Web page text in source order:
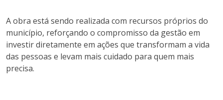
A obra está sendo realizada com recursos próprios do
município, reforçando o compromisso da gestão em
investir diretamente em ações que transformam a vida
das pessoas e levam mais cuidado para quem mais
precisa.